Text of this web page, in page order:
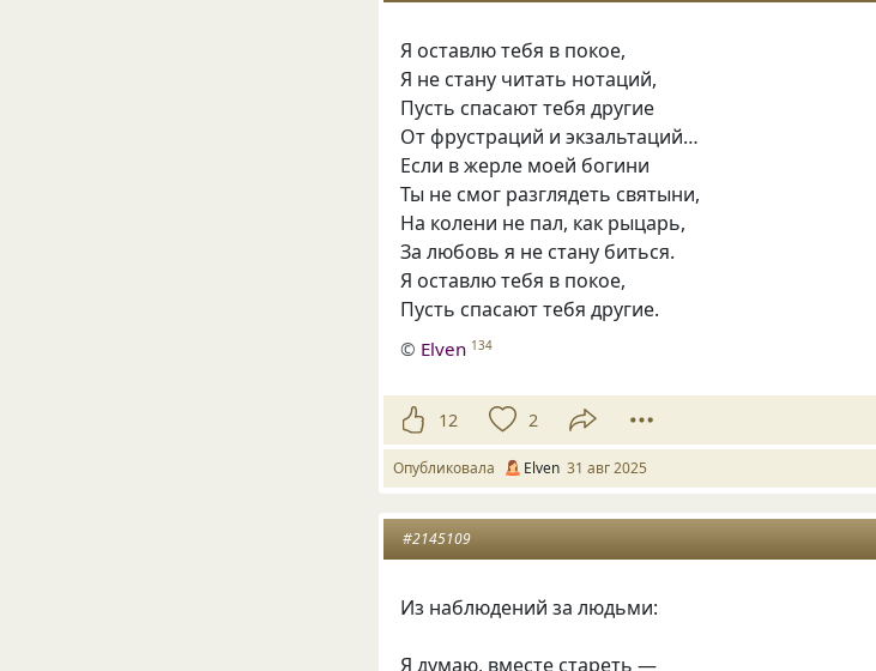
Я оставлю тебя в покое,
Я не стану читать нотаций,
Пусть спасают тебя другие
От фрустраций и экзальтаций…
Если в жерле моей богини
Ты не смог разглядеть святыни,
На колени не пал, как рыцарь,
За любовь я не стану биться.
Я оставлю тебя в покое,
Пусть спасают тебя другие.
© Elven 134
12 2
Опубликовала Elven 31 авг 2025
#2145109
Из наблюдений за людьми:
Я думаю, вместе стареть —